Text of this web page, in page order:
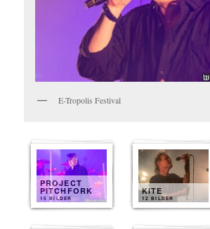
E-Tropolis Festival
PROJECT
PITCHFORK
15 BILDER
KITE
12 BILDER